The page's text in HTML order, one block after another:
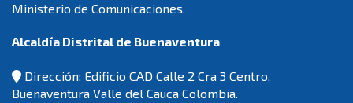
Ministerio de Comunicaciones.
Alcaldía Distrital de Buenaventura
Dirección: Edificio CAD Calle 2 Cra 3 Centro,
Buenaventura Valle del Cauca Colombia.